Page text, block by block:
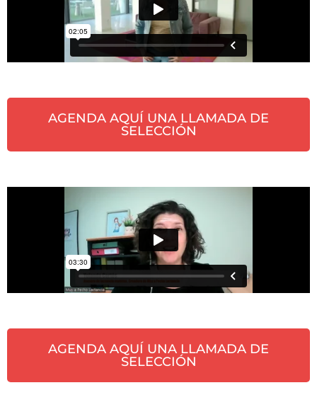
AGENDA AQUÍ UNA LLAMADA DE
SELECCIÓN
AGENDA AQUÍ UNA LLAMADA DE
SELECCIÓN